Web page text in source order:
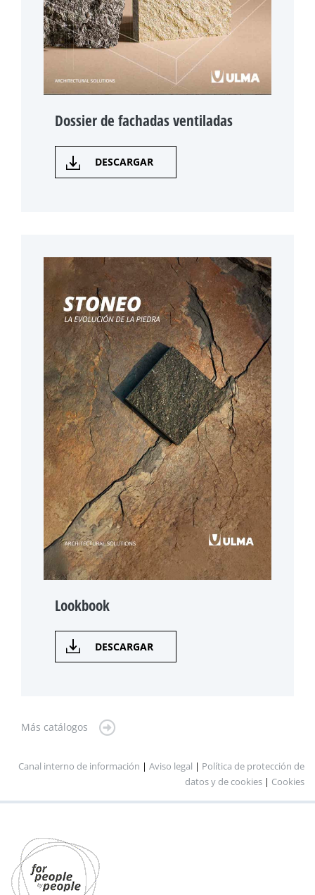
Dossier de fachadas ventiladas
DESCARGAR
Lookbook
DESCARGAR
Más catálogos
Canal interno de información | Aviso legal | Política de protección de
datos y de cookies | Cookies